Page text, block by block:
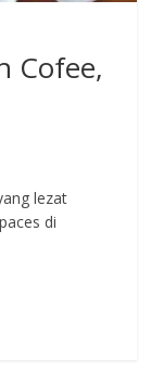
Cofee,
lezat
di